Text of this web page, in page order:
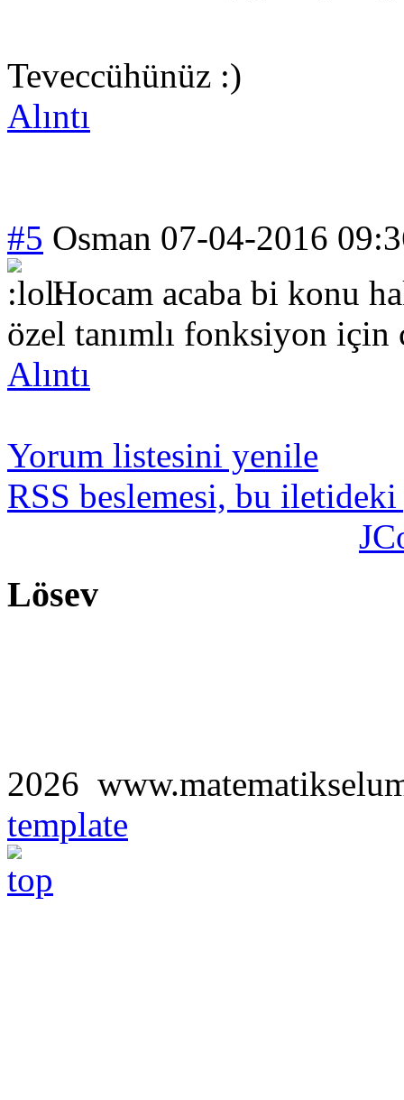
Teveccühünüz :)
Alıntı
#5 Osman 07-04-2016
Hocam acaba bi konu
özel tanımlı fonksiyon için
Alıntı
Yorum listesini yenile
RSS beslemesi, bu
Lösev
2026
template